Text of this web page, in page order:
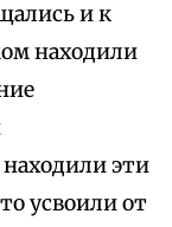
и к
находили
эти
усвоили от